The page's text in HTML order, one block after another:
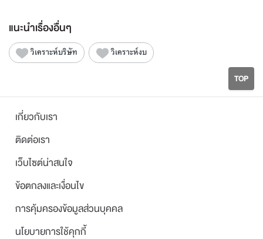
แนะนำเรื่องอื่นๆ
วิเคราะห์บริษัท วิเคราะห์งบ
TOP
เกี่ยวกับเรา
ติดต่อเรา
เว็บไซต์น่าสนใจ
ข้อตกลงและเงื่อนไข
การคุ้มครองข้อมูลส่วนบุคคล
นโยบายการใช้คุกกี้